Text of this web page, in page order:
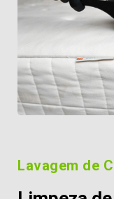
Lavagem de